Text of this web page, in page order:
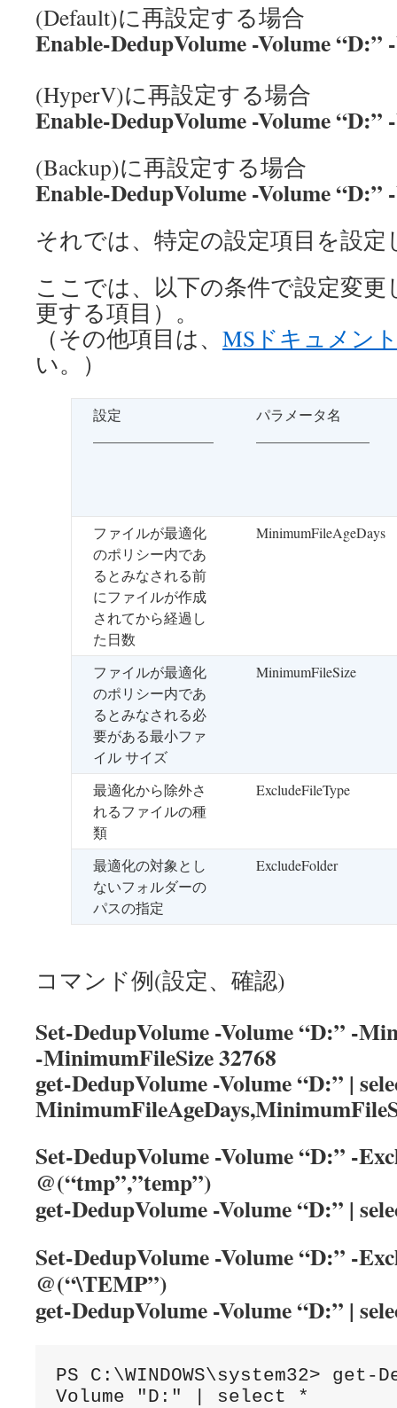
(Default)に再設定する場合
Enable-DedupVolume -Volume “D:”
(HyperV)に再設定する場合
Enable-DedupVolume -Volume “D:”
(Backup)に再設定する場合
Enable-DedupVolume -Volume “D:”
それでは、特定の設定項目を設
ここでは、以下の条件で設定変
更する項目）。
（その他項目は、 MSドキュメン
い。）
設定
パラメータ名
ファイルが最適化
のポリシー内であ
るとみなされる前
にファイルが作成
されてから経過し
た日数
MinimumFileAgeDays
ファイルが最適化
のポリシー内であ
るとみなされる必
要がある最小ファ
イル サイズ
MinimumFileSize
最適化から除外さ
れるファイルの種
類
ExcludeFileType
最適化の対象とし
ないフォルダーの
パスの指定
ExcludeFolder
コマンド例(設定、確認)
Set-DedupVolume -Volume “D:” -
-MinimumFileSize 32768
get-DedupVolume -Volume “D:” |
Set-DedupVolume -Volume “D:” -
@(“tmp”,”temp”)
get-DedupVolume -Volume “D:” |
Set-DedupVolume -Volume “D:” -
@(“\TEMP”)
get-DedupVolume -Volume “D:” |
PS C:\WINDOWS\system32> get-
Volume "D:" | select *